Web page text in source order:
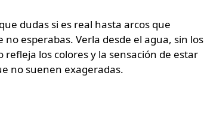
dudas si es real hasta arcos que
esperabas. Verla desde el agua, sin los
los colores y la sensación de estar
no suenen exageradas.